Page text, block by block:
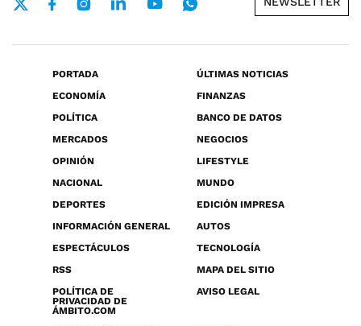
PORTADA
ÚLTIMAS NOTICIAS
ECONOMÍA
FINANZAS
POLÍTICA
BANCO DE DATOS
MERCADOS
NEGOCIOS
OPINIÓN
LIFESTYLE
NACIONAL
MUNDO
DEPORTES
EDICIÓN IMPRESA
INFORMACIÓN GENERAL
AUTOS
ESPECTÁCULOS
TECNOLOGÍA
RSS
MAPA DEL SITIO
POLÍTICA DE
PRIVACIDAD DE
ÁMBITO.COM
AVISO LEGAL